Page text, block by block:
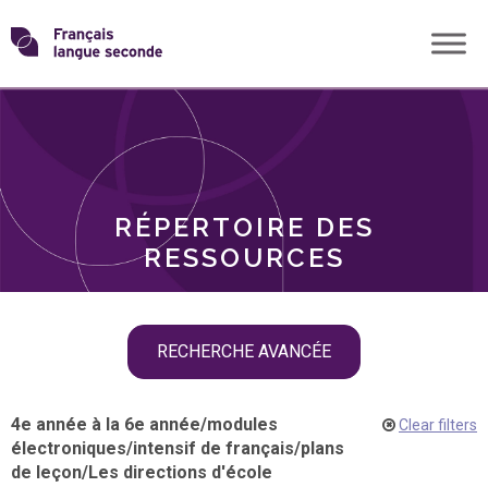
Skip
toTransformons
langue
RÉPERTOIRE DES
RESSOURCES
RECHERCHE AVANCÉE
THÈMES
4e année à la 6e année/modules
électroniques/intensif de français/plans
de leçon/Les directions d'école
Clear filters